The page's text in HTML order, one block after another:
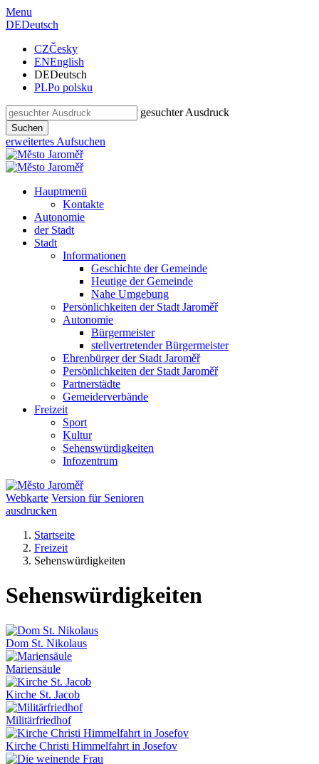
Menu
DEDeutsch
CZČesky
ENEnglish
DEDeutsch
PLPo polsku
gesuchter Ausdruck
Suchen
erweitertes Aufsuchen
Hauptmenü
Kontakte
Autonomie
der Stadt
Stadt
Informationen
Geschichte der Gemeinde
Heutige der Gemeinde
Nahe Umgebung
Persönlichkeiten der Stadt Jaroměř
Autonomie
Bürgermeister
stellvertretender Bürgermeister
Ehrenbürger der Stadt Jaroměř
Persönlichkeiten der Stadt Jaroměř
Partnerstädte
Gemeiderverbände
Freizeit
Sport
Kultur
Sehenswürdigkeiten
Infozentrum
Webkarte Version für Senioren
ausdrucken
Startseite
Freizeit
Sehenswürdigkeiten
Sehenswürdigkeiten
Dom St. Nikolaus
Mariensäule
Kirche St. Jacob
Militärfriedhof
Kirche Christi Himmelfahrt in Josefov